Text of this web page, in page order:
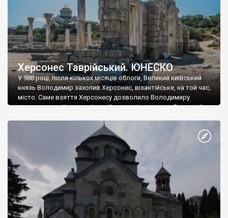
Херсонес Таврійський. ЮНЕСКО
У 988 році, після кількох місяців облоги, Великий київський
князь Володимир захопив Херсонес, візантійське, на той час,
місто. Саме взяття Херсонесу дозволило Володимиру
диктувати свої умови візантійському імператору Василю ІІ, та
Херсонесі Володимир-язичник, став Василем-християнином.
А потім було Хрещення Русі. На честь Херсонесу Таврійського